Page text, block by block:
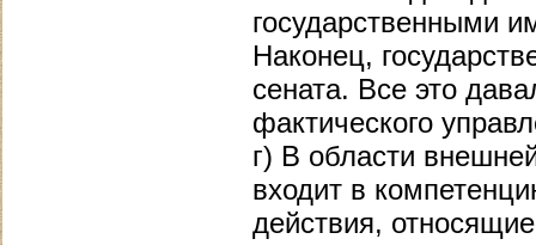
государственными
Наконец,
сената. Все это
фактического
г) В области
входит в
действия,